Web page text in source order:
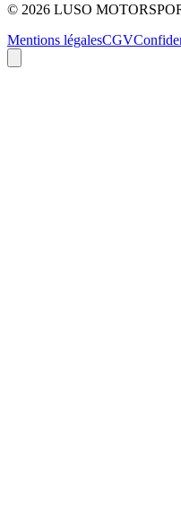
© 2026 LUSO
Mentions légalesCGV